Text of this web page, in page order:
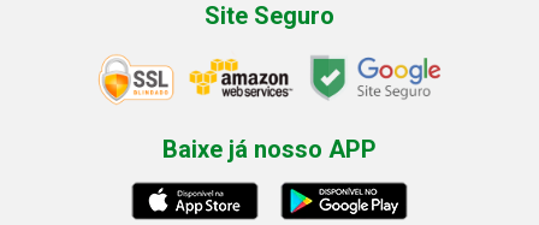
Site Seguro
Baixe já nosso APP